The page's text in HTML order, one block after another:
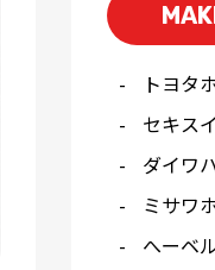
トヨタ
セキスイ
ダイワ
ミサワ
へーベ